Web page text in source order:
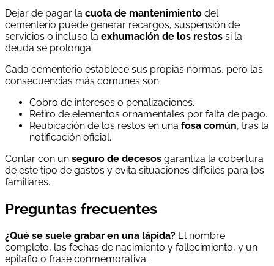
Dejar de pagar la cuota de mantenimiento del
cementerio puede generar recargos, suspensión de
servicios o incluso la exhumación de los restos si la
deuda se prolonga.
Cada cementerio establece sus propias normas, pero las
consecuencias más comunes son:
Cobro de intereses o penalizaciones.
Retiro de elementos ornamentales por falta de pago.
Reubicación de los restos en una fosa común, tras la
notificación oficial.
Contar con un seguro de decesos garantiza la cobertura
de este tipo de gastos y evita situaciones difíciles para los
familiares.
Preguntas frecuentes
¿Qué se suele grabar en una lápida? El nombre
completo, las fechas de nacimiento y fallecimiento, y un
epitafio o frase conmemorativa.